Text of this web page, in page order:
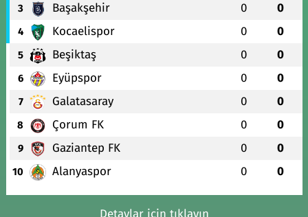
3 Başakşehir 0 0
4 Kocaelispor 0 0
5 Beşiktaş 0 0
6 Eyüpspor 0 0
7 Galatasaray 0 0
8 Çorum FK 0 0
9 Gaziantep FK 0 0
10 Alanyaspor 0 0
Detaylar için tıklayın